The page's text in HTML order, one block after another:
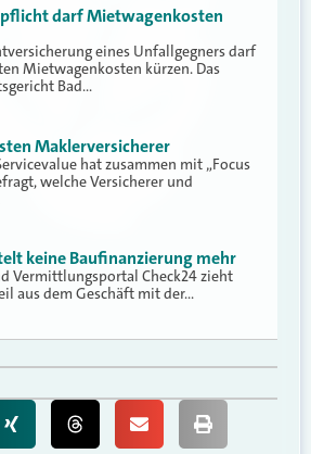
darf Mietwagenkosten
eines Unfallgegners darf
Mietwagenkosten kürzen. Das
Bad…
Maklerversicherer
hat zusammen mit „Focus
welche Versicherer und
keine Baufinanzierung mehr
Vermittlungsportal Check24 zieht
aus dem Geschäft mit der…